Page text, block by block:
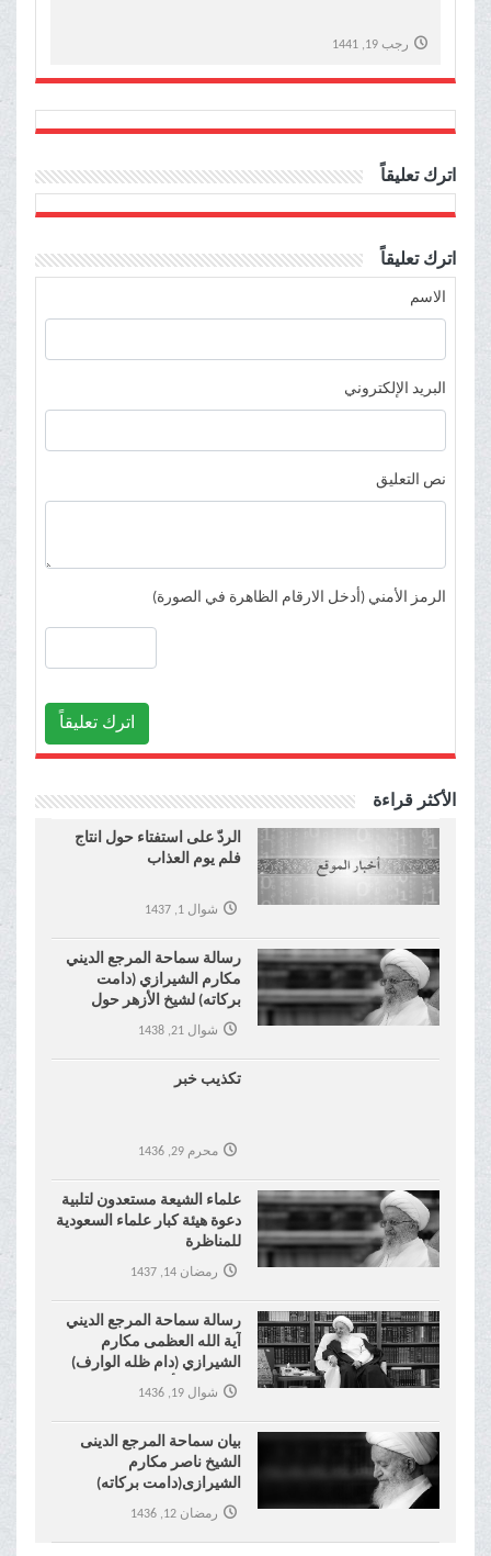
رجب 19, 1441
اترك تعليقاً
اترك تعليقاً
الاسم
البريد الإلكتروني
نص التعليق
الرمز الأمني (أدخل الارقام الظاهرة في الصورة)
اترك تعليقاً
الأكثر قراءة
الردّ على استفتاء حول انتاج
فلم يوم العذاب
شوال 1, 1437
رسالة سماحة المرجع الديني
مكارم الشيرازي (دامت
بركاته) لشيخ الأزهر حول
موضوع نكاح المتعة !
شوال 21, 1438
تكذيب خبر
محرم 29, 1436
علماء الشيعة مستعدون لتلبية
دعوة هيئة كبار علماء السعودية
للمناظرة
رمضان 14, 1437
رسالة سماحة المرجع الديني
آية الله العظمى مكارم
الشيرازي (دام ظله الوارف)
إلى شيخ الأزهر
شوال 19, 1436
بیان سماحة المرجع الدینی
الشیخ ناصر مکارم
الشیرازی(دامت برکاته)
بمناسبة التفجیر الاجرامي في
مسجد الإمام الصادق في
الکویت
رمضان 12, 1436